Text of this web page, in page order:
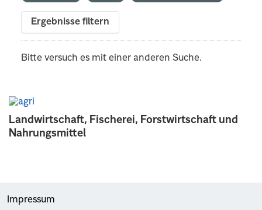
Landwirtschaft, Fischerei, Forstwirtschaft und
Nahrungsmittel
Ergebnisse filtern
Bitte versuch es mit einer anderen Suche.
Impressum